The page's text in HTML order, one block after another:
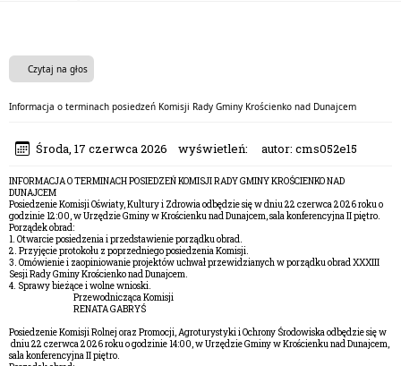
Czytaj na głos
Informacja o terminach posiedzeń Komisji Rady Gminy Krościenko nad Dunajcem
Środa, 17 czerwca 2026 wyświetleń: autor: cms052e15
INFORMACJA O TERMINACH POSIEDZEŃ KOMISJI RADY GMINY KROŚCIENKO NAD
DUNAJCEM
Posiedzenie Komisji Oświaty, Kultury i Zdrowia odbędzie się w dniu 22 czerwca 2026 roku o
godzinie 12:00, w Urzędzie Gminy w Krościenku nad Dunajcem, sala konferencyjna II piętro.
Porządek obrad:
1. Otwarcie posiedzenia i przedstawienie porządku obrad.
2. Przyjęcie protokołu z poprzedniego posiedzenia Komisji.
3. Omówienie i zaopiniowanie projektów uchwał przewidzianych w porządku obrad XXXIII
Sesji Rady Gminy Krościenko nad Dunajcem.
4. Sprawy bieżące i wolne wnioski.
Przewodnicząca Komisji
RENATA GABRYŚ
Posiedzenie Komisji Rolnej oraz Promocji, Agroturystyki i Ochrony Środowiska odbędzie się w
dniu 22 czerwca 2026 roku o godzinie 14:00, w Urzędzie Gminy w Krościenku nad Dunajcem,
sala konferencyjna II piętro.